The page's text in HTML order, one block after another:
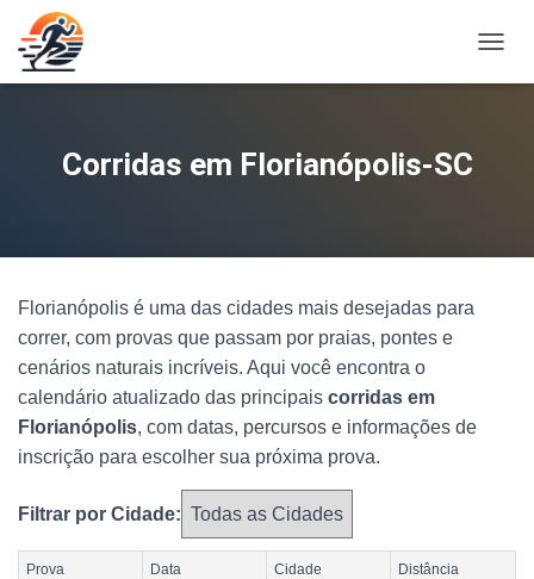
L
Corridas em Florianópolis-SC
Florianópolis é uma das cidades mais desejadas para
correr, com provas que passam por praias, pontes e
cenários naturais incríveis. Aqui você encontra o
calendário atualizado das principais corridas em
Florianópolis, com datas, percursos e informações de
inscrição para escolher sua próxima prova.
Filtrar por Cidade:
Prova Data Cidade Distância